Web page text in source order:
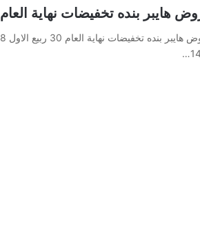
هايبر بنده تخفيضات نهاية العام 30 ربيع الاول 1438